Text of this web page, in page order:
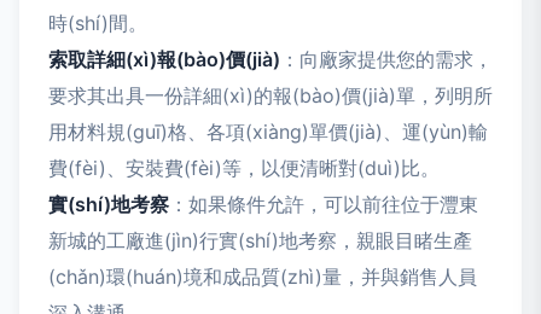
時(shí)間。
索取詳細(xì)報(bào)價(jià) ：向廠家提供您的需求，
要求其出具一份詳細(xì)的報(bào)價(jià)單，列明所
用材料規(guī)格、各項(xiàng)單價(jià)、運(yùn)輸
費(fèi)、安裝費(fèi)等，以便清晰對(duì)比。
實(shí)地考察 ：如果條件允許，可以前往位于灃東
新城的工廠進(jìn)行實(shí)地考察，親眼目睹生產
(chǎn)環(huán)境和成品質(zhì)量，并與銷售人員